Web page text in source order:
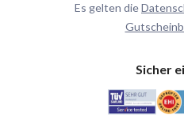
Es gelten die
Sicher